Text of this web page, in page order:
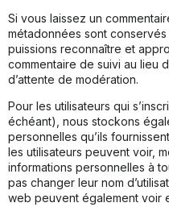
Si vous laissez un
métadonnées sont conservés
puissions reconnaître et
commentaire de suivi au lieu
d’attente de modération.
Pour les utilisateurs qui
échéant), nous stockons
personnelles qu’ils
les utilisateurs peuvent voir,
informations personnelles à
pas changer leur nom
web peuvent également voir